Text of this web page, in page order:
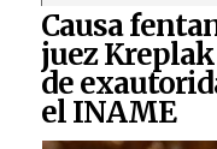
Causa
juez
de
el INAME